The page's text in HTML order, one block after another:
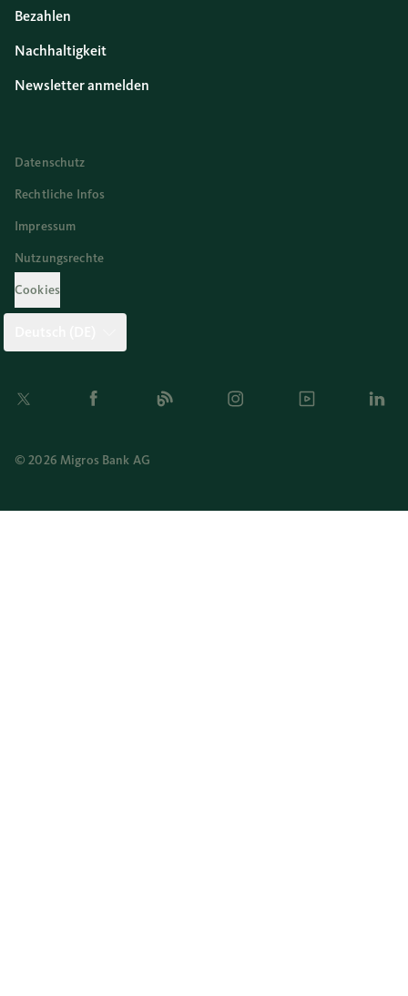
Bezahlen
Nachhaltigkeit
Newsletter anmelden
Datenschutz
Rechtliche Infos
Impressum
Nutzungsrechte
Cookies
Twitter Facebook Blog Instagram Youtube
© 2026 Migros Bank AG